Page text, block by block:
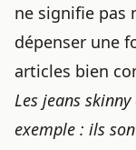
ne signifie pas
dépenser une
articles bien
Les jeans
exemple : ils